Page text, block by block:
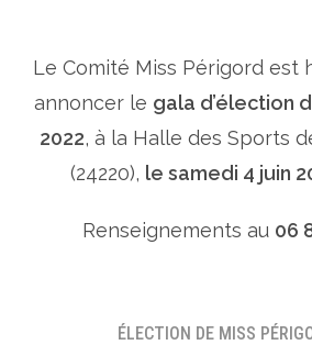
Le Comité Miss Périgord est
annoncer le gala d’élection
2022, à la Halle des Sports
(24220), le samedi 4 juin
Renseignements au 06
ÉLECTION DE MISS